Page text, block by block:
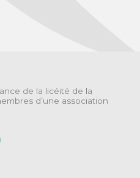
de la licéité de la
d’une association